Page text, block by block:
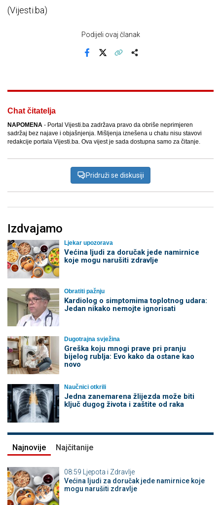
(Vijesti.ba)
Podijeli ovaj članak
Chat čitatelja
NAPOMENA - Portal Vijesti.ba zadržava pravo da obriše neprimjeren
sadržaj bez najave i objašnjenja. Mišljenja iznešena u chatu nisu stavovi
redakcije portala Vijesti.ba. Ova vijest je sada dostupna samo za čitanje.
Pridruži se diskusiji
Izdvajamo
Ljekar upozorava
Većina ljudi za doručak jede namirnice
koje mogu narušiti zdravlje
Obratiti pažnju
Kardiolog o simptomima toplotnog udara:
Jedan nikako nemojte ignorisati
Dugotrajna svježina
Greška koju mnogi prave pri pranju
bijelog rublja: Evo kako da ostane kao
novo
Naučnici otkrili
Jedna zanemarena žlijezda može biti
ključ dugog života i zaštite od raka
Najnovije Najčitanije
08:59 Ljepota i Zdravlje
Većina ljudi za doručak jede namirnice koje
mogu narušiti zdravlje